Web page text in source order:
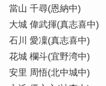
當山 千尋(恩納中)
大城 偉武揮(真志喜中)
石川 愛凜(真志喜中)
花城 欄斗(宜野湾中)
安里 周悟(北中城中)